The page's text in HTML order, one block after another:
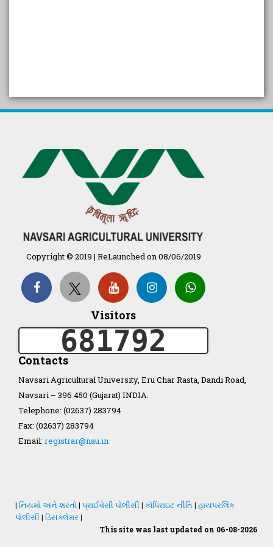
પ્રાકૃતિક કૃષિ (ખેતી)
દેશી ગાય આધારિત પ્રાકૃતિક ખેતી
गुणवत्ता युक्त कृषि-शिक्षा एक पहल" - भारतीय
कृषि अनुसंधान परिषद की 25वीं अखिल
Organization Structure
ખેડુત માર્ગદર્શિકા
Accreditation Certificate
NAU Statute(Revised)
Copyright © 2019 | ReLaunched on 08/06/2019
Visitors
681792
Contacts
Navsari Agricultural University, Eru Char Rasta, Dandi Road,
Navsari – 396 450 (Gujarat) INDIA.
Telephone: (02637) 283794
Fax: (02637) 283794
Email: registrar@nau.in
| નિયમો અને શરતો| પ્રાઈવેસી પોલીસી | કૉપિરાઇટ નીતિ | હાયપરલિંક
પોલીસી | ડિસક્લેમર |
This site was last updated on 06-08-2026